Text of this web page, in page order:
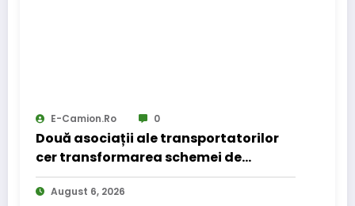
E-Camion.ro 0
Două asociații ale transportatorilor
cer transformarea schemei de
compensare a accizei în mecanism
permanent
August 6, 2026